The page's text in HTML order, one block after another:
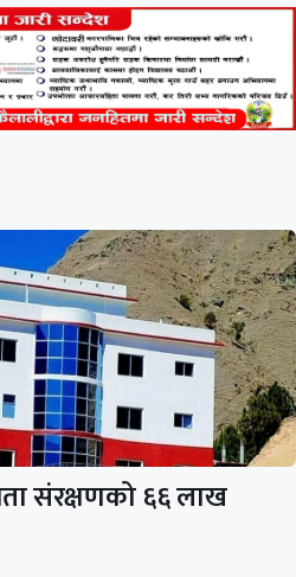
संरक्षणको ६६ लाख